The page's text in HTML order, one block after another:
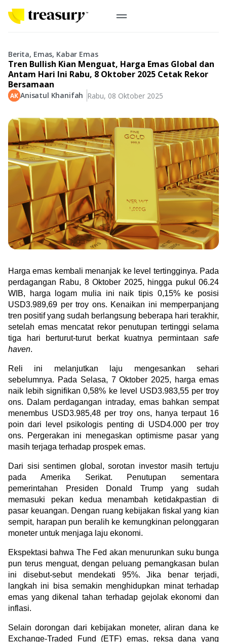
Emas Fisik
Antam, UBS
Koin Emas
Koin Nusantara, Lunar & Custom
Perhiasan
From Story
Buyback
Jual emas kamu ke Treasury
Informasi
Event
Perusahaan
Gold for Good
Berkontribusi pada hal yang benar-benar berarti
#BuatMasaDepan
Green Gold
Golden Generation
Profile
Tata Kelola
Indonesia
Indonesia
English
Berita, Emas, Kabar Emas
Tren Bullish Kian Menguat, Harga Emas Global dan
Antam Hari Ini Rabu, 8 Oktober 2025 Cetak Rekor
Bersamaan
Anisatul Khanifah Rabu, 08 Oktober 2025
Harga emas kembali menanjak ke level tertingginya. Pada
perdagangan Rabu, 8 Oktober 2025, hingga pukul 06.24
WIB, harga logam mulia ini naik tipis 0,15% ke posisi
USD3.989,69 per troy ons. Kenaikan ini memperpanjang
tren positif yang sudah berlangsung beberapa hari terakhir,
setelah emas mencatat rekor penutupan tertinggi selama
tiga hari berturut-turut berkat kuatnya permintaan safe
haven.
Reli ini melanjutkan laju mengesankan sehari
sebelumnya. Pada Selasa, 7 Oktober 2025, harga emas
naik lebih signifikan 0,58% ke level USD3.983,55 per troy
ons. Dalam perdagangan intraday, emas bahkan sempat
menembus USD3.985,48 per troy ons, hanya terpaut 16
poin dari level psikologis penting di USD4.000 per troy
ons. Pergerakan ini menegaskan optimisme pasar yang
masih terjaga terhadap prospek emas.
Dari sisi sentimen global, sorotan investor masih tertuju
pada Amerika Serikat. Penutupan sementara
pemerintahan Presiden Donald Trump yang sudah
memasuki pekan kedua menambah ketidakpastian di
pasar keuangan. Dengan ruang kebijakan fiskal yang kian
sempit, harapan pun beralih ke kemungkinan pelonggaran
moneter untuk menjaga laju ekonomi.
Ekspektasi bahwa The Fed akan menurunkan suku bunga
pun terus menguat, dengan peluang pemangkasan bulan
ini disebut-sebut mendekati 95%. Jika benar terjadi,
langkah ini bisa semakin menghidupkan minat terhadap
emas yang dikenal tahan terhadap gejolak ekonomi dan
inflasi.
Selain dorongan dari kebijakan moneter, aliran dana ke
Exchange-Traded Fund (ETF) emas, reksa dana yang